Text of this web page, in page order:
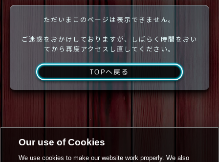
ただいまこのページは表示できません。
ご迷惑をおかけしておりますが、しばらく時間をおい
てから再度アクセスし直してください。
TOPへ戻る
Our use of Cookies
We use cookies to make our website work properly. We also